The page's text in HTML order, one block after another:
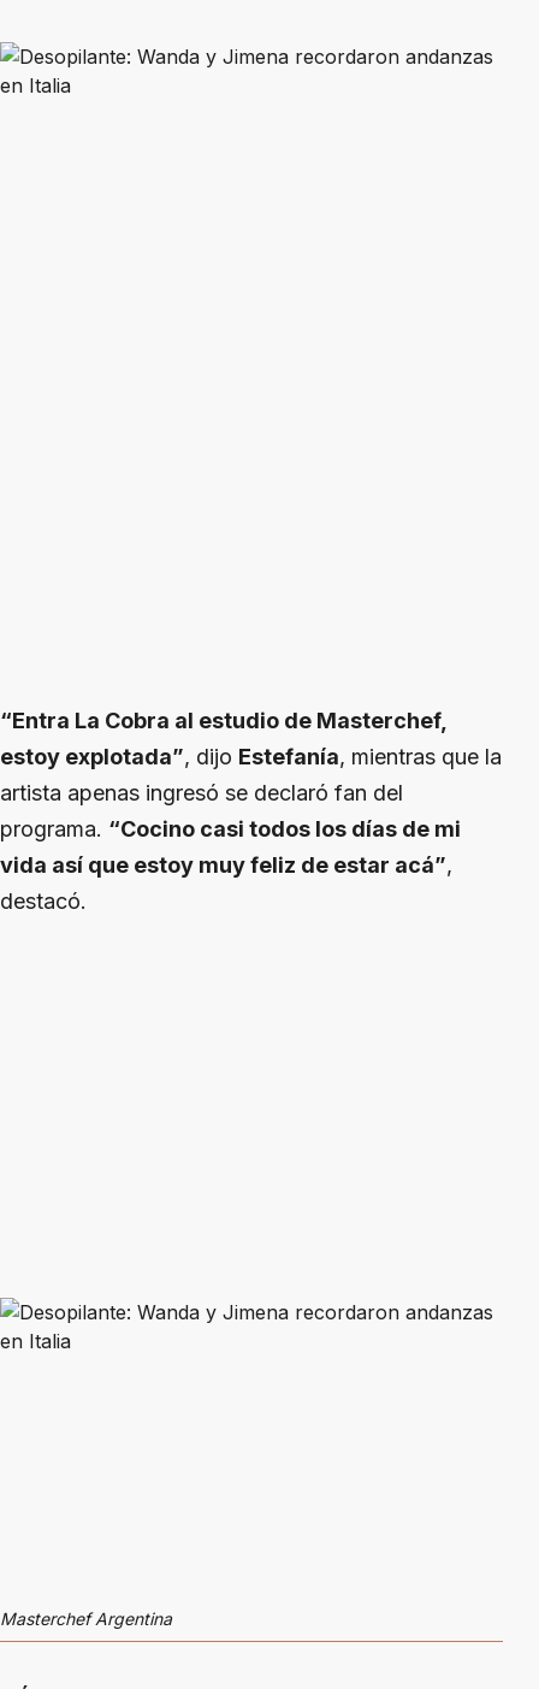
“Entra La Cobra al estudio de Masterchef,
estoy explotada”, dijo Estefanía, mientras que la
artista apenas ingresó se declaró fan del
programa. “Cocino casi todos los días de mi
vida así que estoy muy feliz de estar acá”,
destacó.
Masterchef Argentina